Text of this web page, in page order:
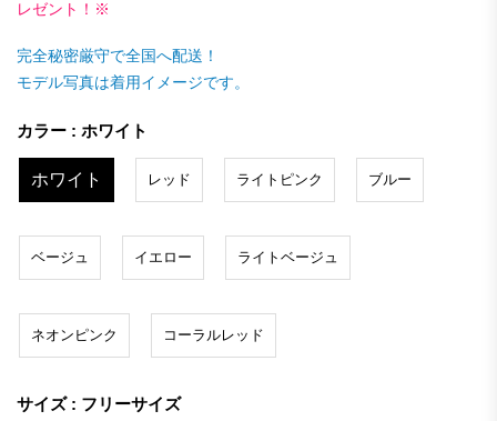
レゼント！※
完全秘密厳守で全国へ配送！
モデル写真は着用イメージです。
カラー : ホワイト
ホワイト レッド ライトピンク ブルー
ベージュ イエロー ライトベージュ
ネオンピンク コーラルレッド
サイズ : フリーサイズ